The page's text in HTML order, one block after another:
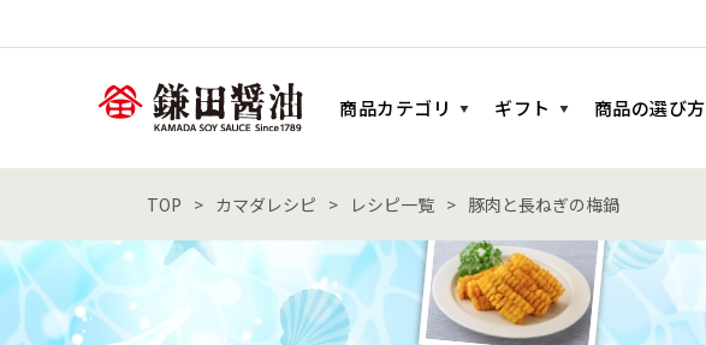
商品カテゴリ ギフト 商品の選び方
TOP カマダレシピ レシピ一覧 豚肉と長ねぎの梅鍋